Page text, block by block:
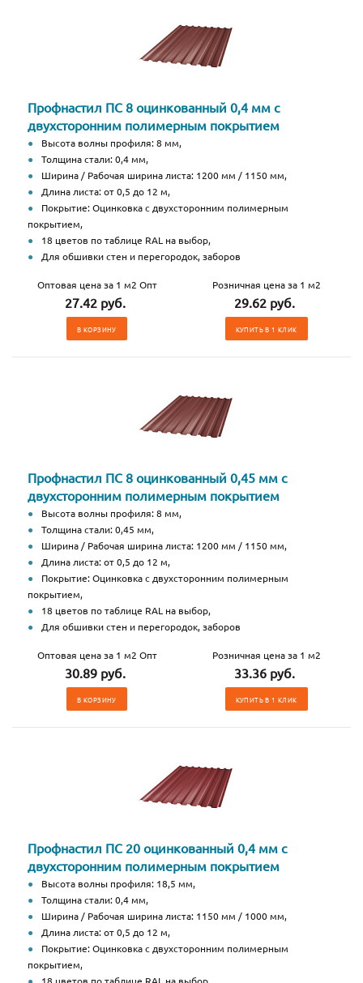
Профнастил ПС 8 оцинкованный 0,4 мм с
двухсторонним полимерным покрытием
Высота волны профиля: 8 мм,
Толщина стали: 0,4 мм,
Ширина / Рабочая ширина листа: 1200 мм / 1150 мм,
Длина листа: от 0,5 до 12 м,
Покрытие: Оцинковка с двухсторонним полимерным
покрытием,
18 цветов по таблице RAL на выбор,
Для обшивки стен и перегородок, заборов
Оптовая цена за 1 м2 Опт
27.42 руб.
В КОРЗИНУ
Розничная цена за 1 м2
29.62 руб.
КУПИТЬ В 1 КЛИК
Профнастил ПС 8 оцинкованный 0,45 мм с
двухсторонним полимерным покрытием
Высота волны профиля: 8 мм,
Толщина стали: 0,45 мм,
Ширина / Рабочая ширина листа: 1200 мм / 1150 мм,
Длина листа: от 0,5 до 12 м,
Покрытие: Оцинковка с двухсторонним полимерным
покрытием,
18 цветов по таблице RAL на выбор,
Для обшивки стен и перегородок, заборов
Оптовая цена за 1 м2 Опт
30.89 руб.
В КОРЗИНУ
Розничная цена за 1 м2
33.36 руб.
КУПИТЬ В 1 КЛИК
Профнастил ПС 20 оцинкованный 0,4 мм с
двухсторонним полимерным покрытием
Высота волны профиля: 18,5 мм,
Толщина стали: 0,4 мм,
Ширина / Рабочая ширина листа: 1150 мм / 1000 мм,
Длина листа: от 0,5 до 12 м,
Покрытие: Оцинковка с двухсторонним полимерным
покрытием,